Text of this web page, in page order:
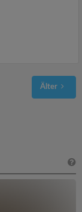
Älter